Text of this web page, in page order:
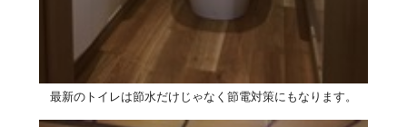
最新のトイレは節水だけじゃなく節電対策にもなります。